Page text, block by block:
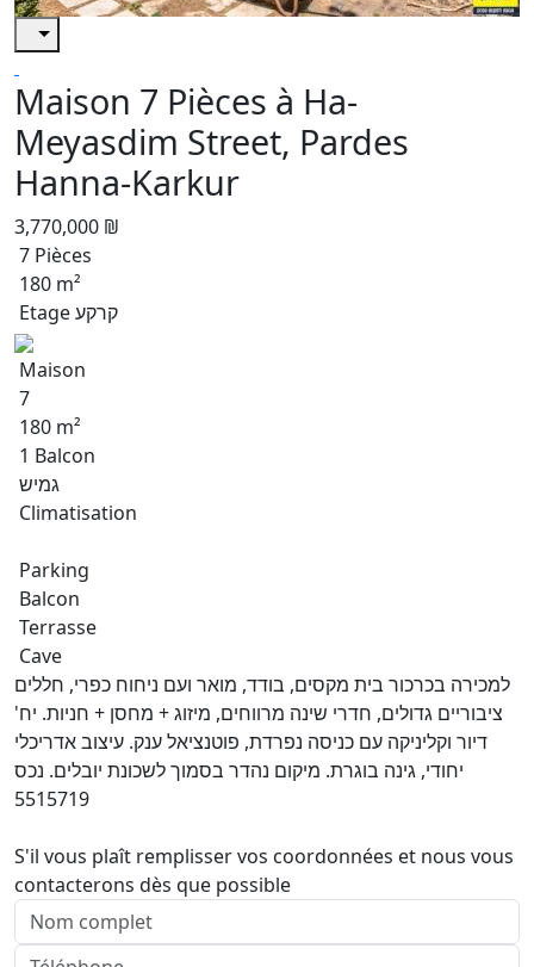
Maison 7 Pièces à Ha-
Meyasdim Street, Pardes
Hanna-Karkur
3,770,000 ₪
7 Pièces
180 m²
Etage קרקע
Maison
7
180 m²
1 Balcon
גמיש
Climatisation
Parking
Balcon
Terrasse
Cave
למכירה בכרכור בית מקסים, בודד, מואר ועם ניחוח כפרי, חללים
ציבוריים גדולים, חדרי שינה מרווחים, מיזוג + מחסן + חניות. יח'
דיור וקליניקה עם כניסה נפרדת, פוטנציאל ענק. עיצוב אדריכלי
יחודי, גינה בוגרת. מיקום נהדר בסמוך לשכונת יובלים. נכס
5515719
S'il vous plaît remplisser vos coordonnées et nous vous
contacterons dès que possible